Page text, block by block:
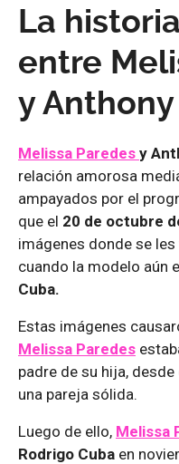
La
entre
y
Melissa Paredes y
relación amorosa
ampayados por el
que el 20 de octubre
imágenes donde se
cuando la modelo aún
Cuba.
Estas imágenes
Melissa Paredes
padre de su hija, desde
una pareja sólida.
Luego de ello, Melissa
Rodrigo Cuba en